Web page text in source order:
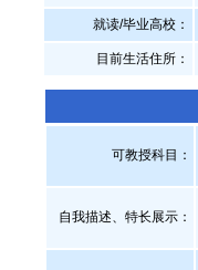
就读/毕业高校：
目前生活住所：
可教授科目：
自我描述、特长展示 ：